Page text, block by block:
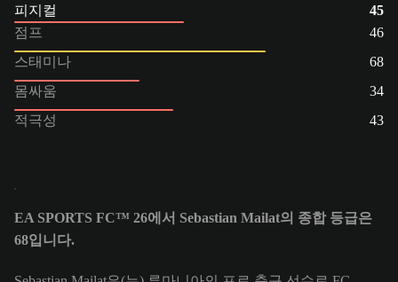
피지컬
45
점프
46
스태미나
68
몸싸움
34
적극성
43
EA SPORTS FC™ 26에서 Sebastian Mailat의 종합 등급은
68입니다.